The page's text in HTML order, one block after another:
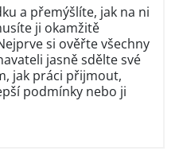
a přemýšlíte, jak na ni
ji okamžitě
si ověřte všechny
jasně sdělte své
jak práci přijmout,
podmínky nebo ji